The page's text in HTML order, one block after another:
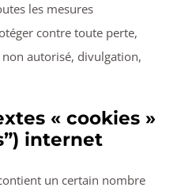
les mesures
contre toute perte,
autorisé, divulgation,
« cookies »
internet
un certain nombre